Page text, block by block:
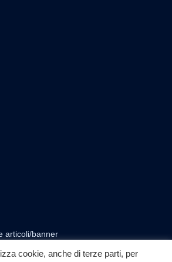
articoli/banner
cookie, anche di terze parti, per